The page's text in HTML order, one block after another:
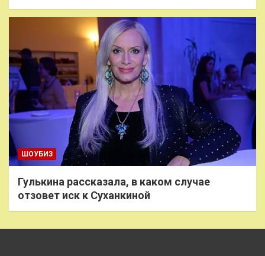
ШОУБИЗ
Гулькина рассказала, в каком случае
отзовет иск к Суханкиной